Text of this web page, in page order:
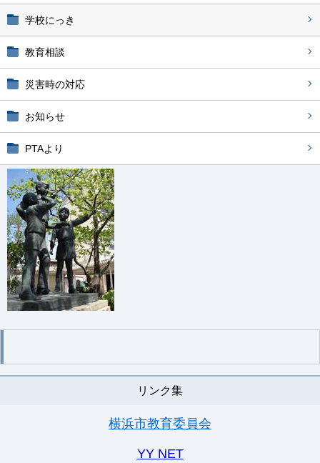
学校にっき
教育相談
災害時の対応
お知らせ
PTAより
リンク集
横浜市教育委員会
YY NET